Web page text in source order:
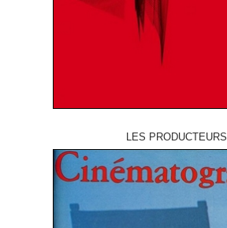
LES PRODUCTEURS